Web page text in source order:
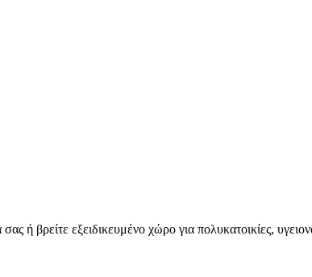
ή βρείτε εξειδικευμένο χώρο για πολυκατοικίες,